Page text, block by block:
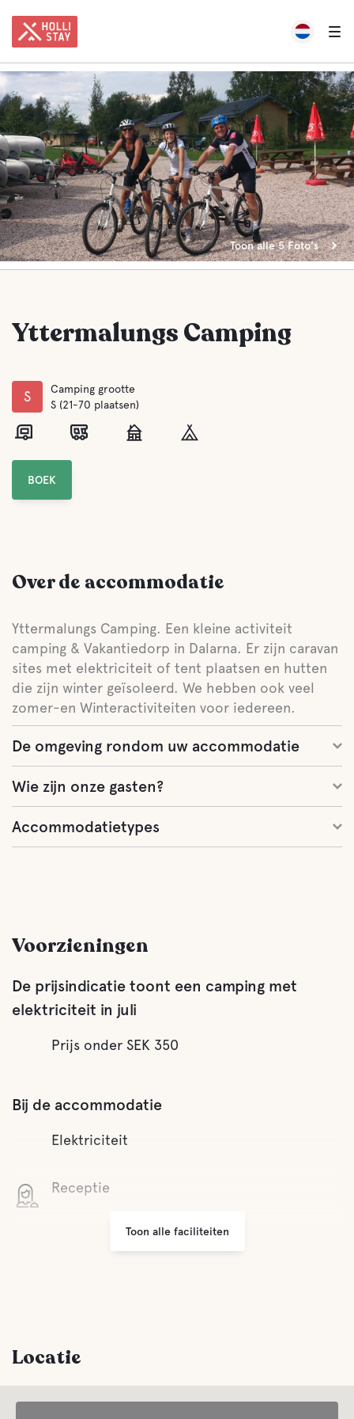
Toon alle 5 Foto's
Yttermalungs Camping
S
Camping grootte
S (21-70 plaatsen)
BOEK
Over de accommodatie
Yttermalungs Camping. Een kleine activiteit
camping & Vakantiedorp in Dalarna. Er zijn caravan
sites met elektriciteit of tent plaatsen en hutten
die zijn winter geïsoleerd. We hebben ook veel
zomer-en Winteractiviteiten voor iedereen.
De omgeving rondom uw accommodatie
Wie zijn onze gasten?
Accommodatietypes
Voorzieningen
De prijsindicatie toont een camping met
elektriciteit in juli
Prijs onder SEK 350
Bij de accommodatie
Elektriciteit
Receptie
Toon alle faciliteiten
Locatie